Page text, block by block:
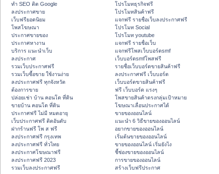
ทำ SEO ติด Google
ลงประกาศขาย
เว็บฟรียอดนิยม
โพสโฆษณา
ประกาศขายของ
ประกาศหางาน
บริการ แนะนำเว็บ
ลงประกาศ
รวมเว็บประกาศฟรี
รวมเว็บซื้อขาย ใช้งานง่าย
ลงประกาศฟรี ทุกจังหวัด
ต้องการขาย
ปล่อยเช่า บ้าน คอนโด ที่ดิน
ขายบ้าน คอนโด ที่ดิน
ประกาศฟรี ไม่มี หมดอายุ
เว็บประกาศฟรี ติดอันดับ
ฝากร้านฟรี โพ ส ฟรี
ลงประกาศฟรี กรุงเทพ
ลงประกาศฟรี ทั่วไทย
ลงประกาศโฆษณาฟรี
ลงประกาศฟรี 2023
รวมเว็บลงประกาศฟรี
โปรโมทธุรกิจฟรี
โปรโมทสินค้าฟรี
แจกฟรี รายชื่อเว็บลงประกาศฟรี
โปรโมท Social
โปรโมท youtube
แจกฟรี รายชื่อเว็บ
แจกฟรีโพสเว็บบอร์ดsmf
เว็บบอร์ดsmfโพสฟรี
รายชื่อเว็บบอร์ดขายสินค้าฟรี
ลงประกาศฟรี เว็บบอร์ด
เว็บบอร์ดขายสินค้าฟรี
ฟรี เว็บบอร์ด แรงๆ
โพสขายสินค้าตรงกลุ่มเป้าหมาย
โฆษณาเลื่อนประกาศได้
ขายของออนไลน์
แนะนำ 6 วิธีขายของออนไลน์
อยากขายของออนไลน์
เริ่มต้นขายของออนไลน์
ขายของออนไลน์ เริ่มยังไง
ชี้ช่องขายของออนไลน์
การขายของออนไลน์
สร้างเว็บฟรีประกาศ